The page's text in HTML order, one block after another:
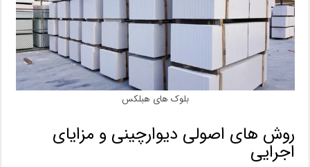
بلوک های هبلکس
روش های اصولی دیوارچینی و مزایای
اجرایی